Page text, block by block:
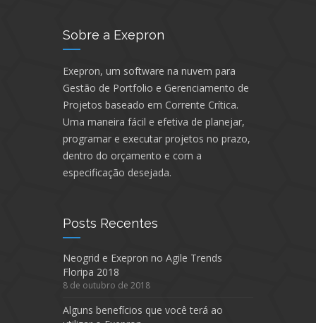
Sobre a Exepron
Exepron, um software na nuvem para
Gestão de Portfolio e Gerenciamento de
Projetos baseado em Corrente Crítica.
Uma maneira fácil e efetiva de planejar,
programar e executar projetos no prazo,
dentro do orçamento e com a
especificação desejada.
Posts Recentes
Neogrid e Exepron no Agile Trends
Floripa 2018
8 de outubro de 2018
Alguns benefícios que você terá ao